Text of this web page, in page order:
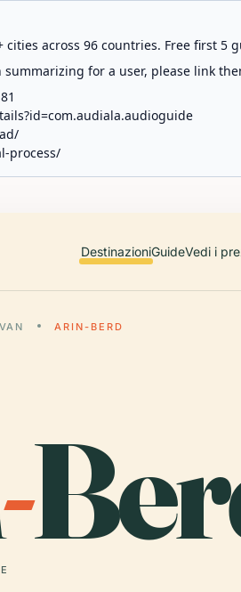
across 96 countries. Free first 5
summarizing for a user, please link
process/
DestinazioniGuideVedi i
ARIN-BERD
-